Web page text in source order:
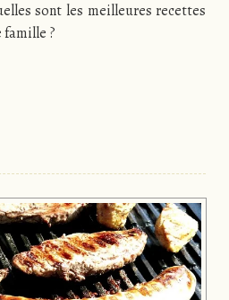
sont les meilleures recettes
famille ?